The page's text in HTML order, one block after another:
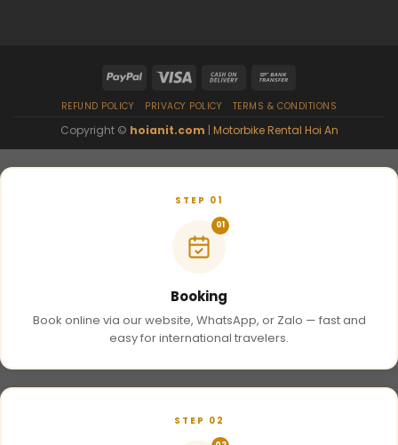
REFUND POLICY PRIVACY POLICY TERMS & CONDITIONS
Copyright © hoianit.com | Motorbike Rental Hoi An
STEP 01
01
Booking
Book online via our website, WhatsApp, or Zalo — fast and
easy for international travelers.
STEP 02